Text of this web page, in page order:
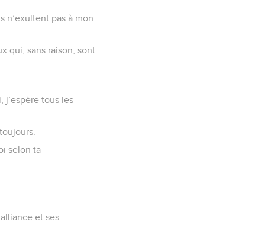
n’exultent pas à mon
qui, sans raison, sont
j’espère tous les
selon ta
et ses